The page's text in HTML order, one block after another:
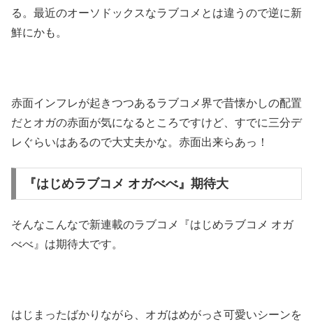
る。最近のオーソドックスなラブコメとは違うので逆に新
鮮にかも。
赤面インフレが起きつつあるラブコメ界で昔懐かしの配置
だとオガの赤面が気になるところですけど、すでに三分デ
レぐらいはあるので大丈夫かな。赤面出来らあっ！
『はじめラブコメ オガべべ』期待大
そんなこんなで新連載のラブコメ『はじめラブコメ オガ
べべ』は期待大です。
はじまったばかりながら、オガはめがっさ可愛いシーンを